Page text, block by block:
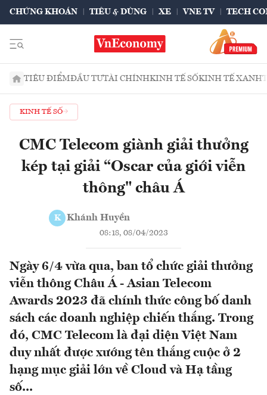
CHỨNG KHOÁN TIÊU & DÙNG XE VNE TV TECH
TIÊU ĐIỂMĐẦU TƯTÀI CHÍNHKINH TẾ SỐKINH TẾ XANH
KINH TẾ SỐ
CMC Telecom giành giải thưởng
kép tại giải “Oscar của giới viễn
thông" châu Á
K Khánh Huyền
08:18, 08/04/2023
Ngày 6/4 vừa qua, ban tổ chức giải thưởng
viễn thông Châu Á - Asian Telecom
Awards 2023 đã chính thức công bố danh
sách các doanh nghiệp chiến thắng. Trong
đó, CMC Telecom là đại diện Việt Nam
duy nhất được xướng tên thắng cuộc ở 2
hạng mục giải lớn về Cloud và Hạ tầng
số...